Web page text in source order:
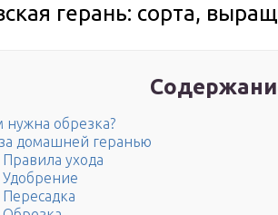
герань: сорта,
нужна обрезка?
домашней геранью
Правила ухода
Удобрение
Пересадка